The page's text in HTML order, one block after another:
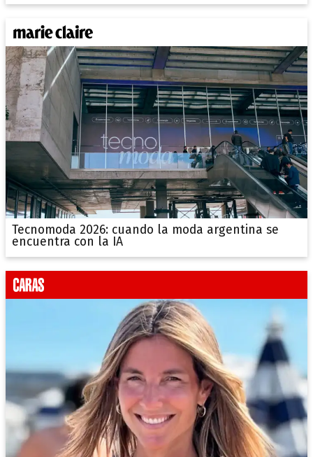
Tecnomoda 2026: cuando la moda argentina se
encuentra con la IA